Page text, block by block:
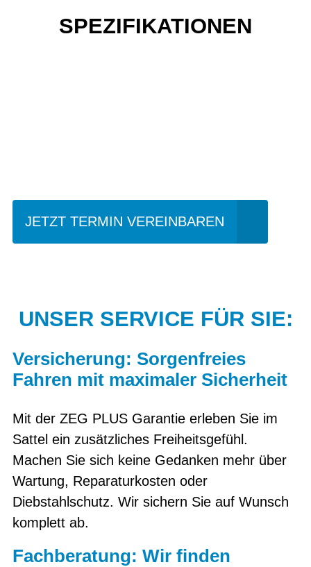
SPEZIFIKATIONEN
JETZT TERMIN VEREINBAREN
UNSER SERVICE FÜR SIE:
Versicherung: Sorgenfreies
Fahren mit maximaler Sicherheit
Mit der ZEG PLUS Garantie erleben Sie im
Sattel ein zusätzliches Freiheitsgefühl.
Machen Sie sich keine Gedanken mehr über
Wartung, Reparaturkosten oder
Diebstahlschutz. Wir sichern Sie auf Wunsch
komplett ab.
Fachberatung: Wir finden